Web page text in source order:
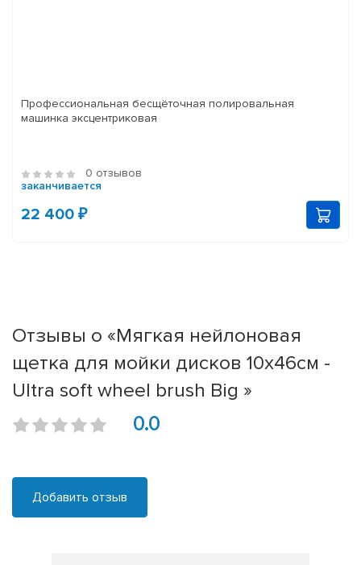
Профессиональная бесщёточная полировальная
машинка эксцентриковая
0 отзывов
заканчивается
22 400 ₽
Отзывы о «Мягкая нейлоновая
щетка для мойки дисков 10х46см -
Ultra soft wheel brush Big »
0.0
Добавить отзыв